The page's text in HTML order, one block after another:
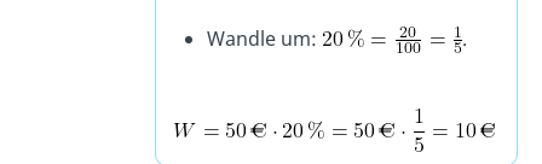
Wandle um: .